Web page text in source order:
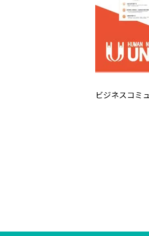
ビジネスコミ